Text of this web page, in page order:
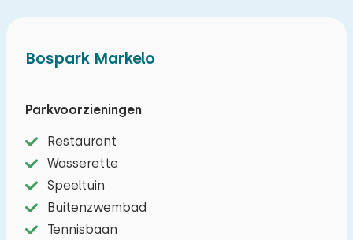
beschikking, er is een mooie buiten speeltuin en
zomermaanden.
woonkamer met zithoek, SMART-TV, een open
keuken en eettafel. De moderne keuken is
voorzien van moderne inbouwapparatuur zoals
een vierpits kookplaat, koelkast,
combimagnetron, filter koffiezetapparaat,
Nespresso en vaatwasser. Er zijn twee
Bospark Markelo
Parkvoorzieningen
Restaurant
Wasserette
Speeltuin
Buitenzwembad
Tennisbaan